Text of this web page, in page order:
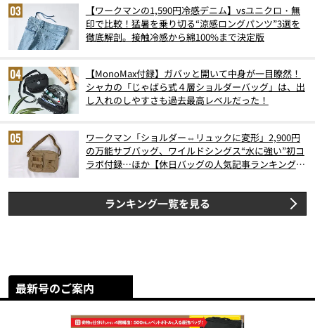
【ワークマンの1,590円冷感デニム】vsユニクロ・無
印で比較！猛暑を乗り切る“涼感ロングパンツ”3選を
徹底解剖。接触冷感から綿100%まで決定版
【MonoMax付録】ガバッと開いて中身が一目瞭然！
シャカの「じゃばら式４層ショルダーバッグ」は、出
し入れのしやすさも過去最高レベルだった！
ワークマン「ショルダー⇔リュックに変形」2,900円
の万能サブバッグ、ワイルドシングス“水に強い”初コ
ラボ付録…ほか【休日バッグの人気記事ランキングベ
ランキング一覧を見る
最新号のご案内